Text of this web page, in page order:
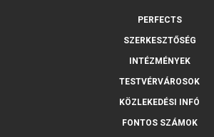
PERFECTS
SZERKESZTŐSÉG
INTÉZMÉNYEK
TESTVÉRVÁROSOK
KÖZLEKEDÉSI INFÓ
FONTOS SZÁMOK